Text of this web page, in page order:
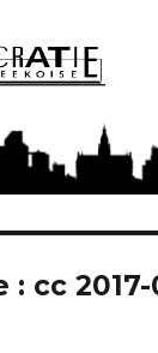
cc 2017-